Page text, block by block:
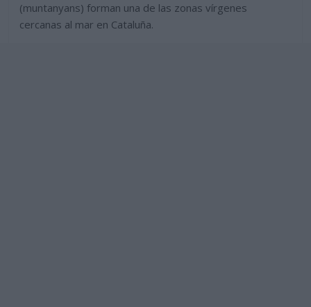
(muntanyans) forman una de las zonas vírgenes
cercanas al mar en Cataluña.